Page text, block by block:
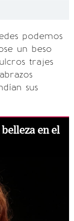
podemos
un beso
trajes
sus
en el